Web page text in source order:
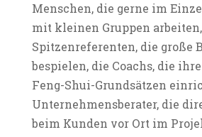
Menschen, die gerne im
mit kleinen Gruppen
Spitzenreferenten, die große
bespielen, die Coachs, die
Feng-Shui-Grundsätzen
Unternehmensberater, die
beim Kunden vor Ort im